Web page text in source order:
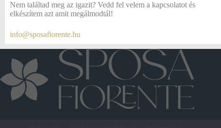
Nem találtad meg az igazit? Vedd fel velem a kapcsolatot és
elkészítem azt amit megálmodtál!
info@sposafiorente.hu